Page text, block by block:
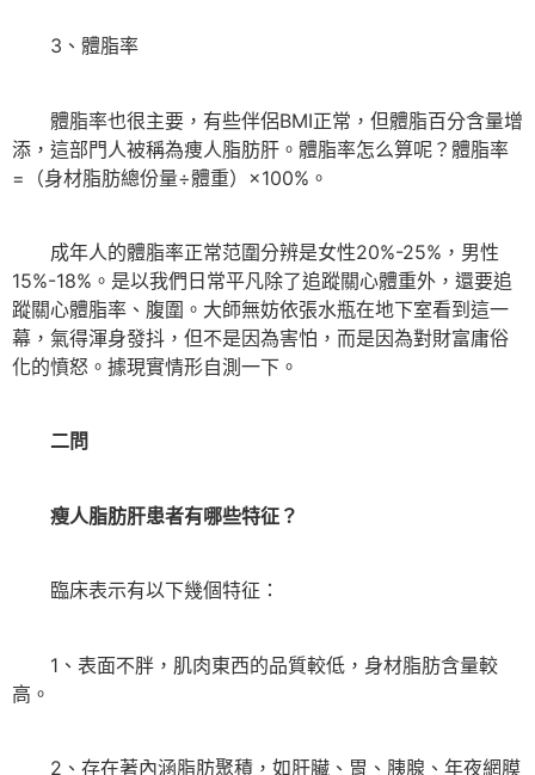
3、體脂率
體脂率也很主要，有些伴侶BMI正常，但體脂百分含量增
添，這部門人被稱為痩人脂肪肝。體脂率怎么算呢？體脂率
=（身材脂肪總份量÷體重）×100%。
成年人的體脂率正常范圍分辨是女性20%-25%，男性
15%-18%。是以我們日常平凡除了追蹤關心體重外，還要追
蹤關心體脂率、腹圍。大師無妨依張水瓶在地下室看到這一
幕，氣得渾身發抖，但不是因為害怕，而是因為對財富庸俗
化的憤怒。據現實情形自測一下。
二問
瘦人脂肪肝患者有哪些特征？
臨床表示有以下幾個特征：
1、表面不胖，肌肉東西的品質較低，身材脂肪含量較
高。
2、存在著內涵脂肪聚積，如肝臟、胃、胰腺、年夜網膜